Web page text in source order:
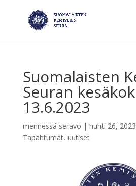
Suomalaisten
Seuran
13.6.2023
mennessä seravo | huhti 26, 2023
Tapahtumat, uutiset